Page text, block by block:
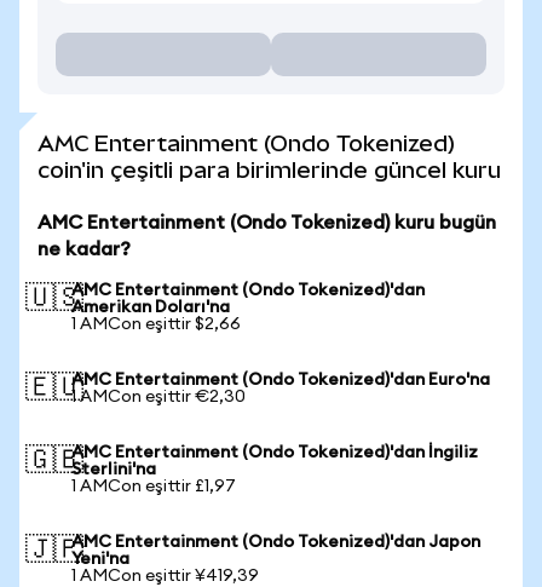
AMC Entertainment (Ondo Tokenized)
coin'in çeşitli para birimlerinde güncel kuru
AMC Entertainment (Ondo Tokenized) kuru bugün
ne kadar?
🇺🇸AMC Entertainment (Ondo Tokenized)'dan
Amerikan Doları'na
1 AMCon eşittir $2,66
🇪🇺AMC Entertainment (Ondo Tokenized)'dan Euro'na
1 AMCon eşittir €2,30
🇬🇧AMC Entertainment (Ondo Tokenized)'dan İngiliz
Sterlini'na
1 AMCon eşittir £1,97
🇯🇵AMC Entertainment (Ondo Tokenized)'dan Japon
Yeni'na
1 AMCon eşittir ¥419,39